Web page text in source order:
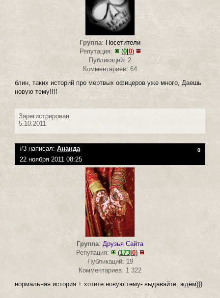
Группа: Посетители
Репутация:
(0| 0)
Публикаций: 2
Комментариев: 64
блин, таких историй про мертвых офицеров уже много, Даешь
новую тему!!!!
Зарегистрирован:
5.10.2011
#3 написал: Ананда 0
22 ноября 2011 08:25
Группа: Друзья Сайта
Репутация:
(173| 0)
Публикаций: 19
Комментариев: 1 322
нормальная история + хотите новую тему- выдавайте, ждём)))